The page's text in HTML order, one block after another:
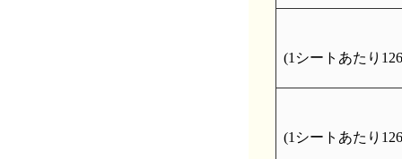
(1シートあたり
(1シートあたり